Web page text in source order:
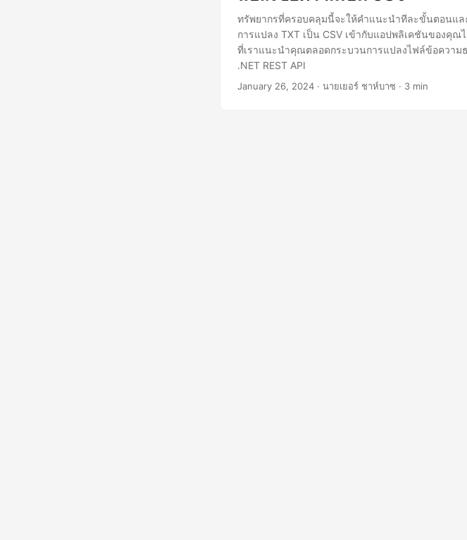
ทรัพยากรที่ครอบคลุมนี้จะให้คำแนะนำทีละขั้นตอนแ
การแปลง TXT เป็น CSV เข้ากับแอปพลิเคชันของคุ
ที่เราแนะนำคุณตลอดกระบวนการแปลงไฟล์ข้อความ
.NET REST API
January 26, 2024 · นายเยอร์ ชาห์บาซ · 3 min